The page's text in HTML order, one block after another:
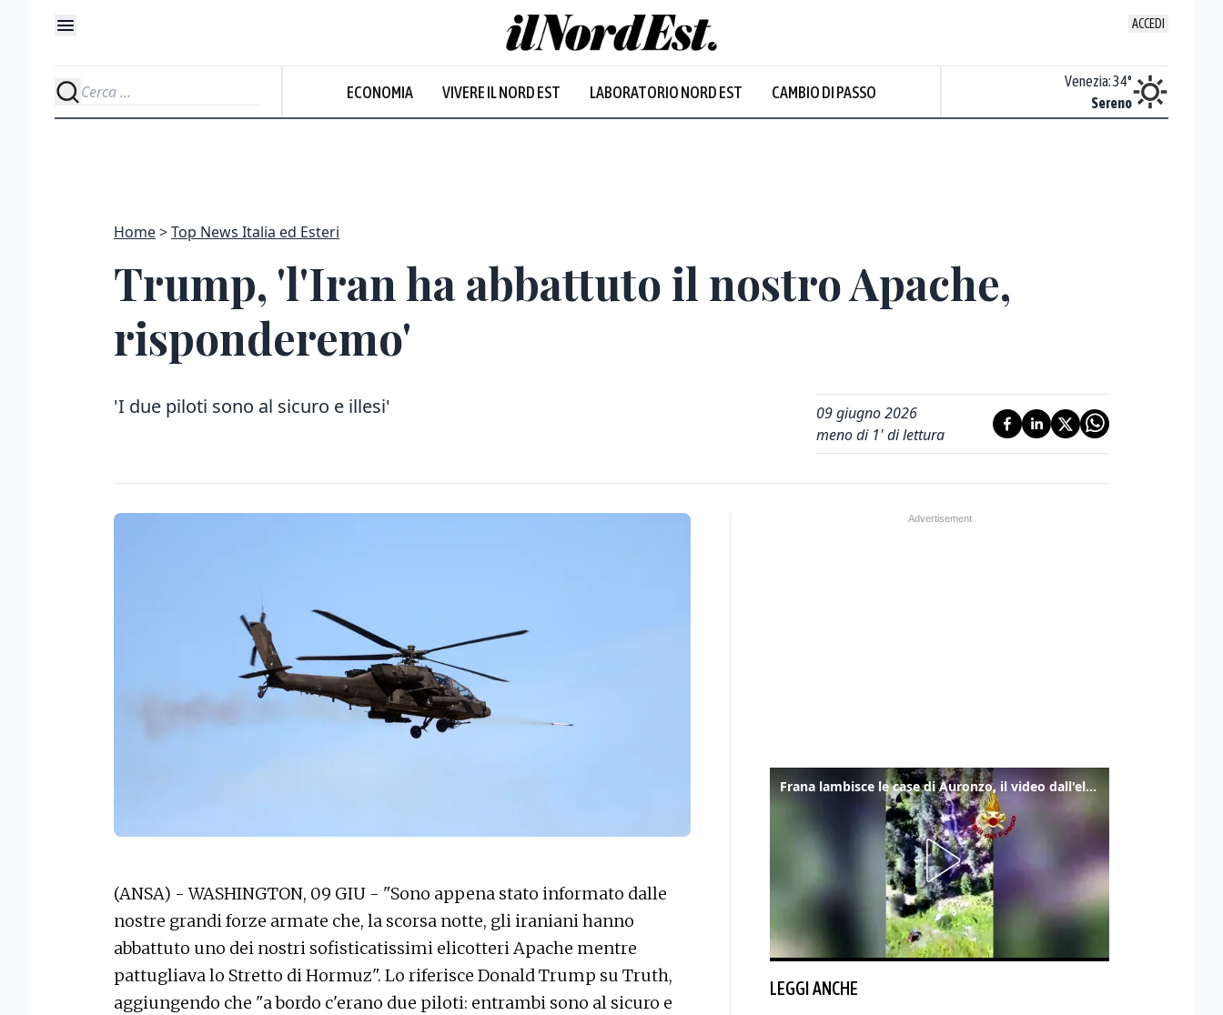
ACCEDI
ECONOMIA VIVERE IL NORD EST LABORATORIO NORD EST CAMBIO DI PASSO
Nuvoloso
Venezia:34°
Sereno
Home Top News Italia ed Esteri
Trump, 'l'Iran ha abbattuto il nostro Apache,
risponderemo'
'I due piloti sono al sicuro e illesi'
09 giugno 2026
meno di 1' di lettura
(ANSA) - WASHINGTON, 09 GIU - "Sono appena stato informato dalle
nostre grandi forze armate che, la scorsa notte, gli iraniani hanno
abbattuto uno dei nostri sofisticatissimi elicotteri Apache mentre
pattugliava lo Stretto di Hormuz". Lo riferisce Donald Trump su Truth,
aggiungendo che "a bordo c'erano due piloti: entrambi sono al sicuro e
Frana lambisce le case di Auronzo, il video dall'elicottero dei vigili del fuoco
LEGGI ANCHE